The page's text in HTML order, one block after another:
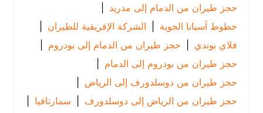
حجز طيران من الدمام إلى مدريد |
خطوط آسيانا الجوية
| الشركة الإفريقية للطيران |
فلاي بوندي | حجز طيران من الدمام إلى بودروم |
حجز طيران من بودروم إلى الدمام
|
حجز طيران من دوسلدورف إلى الرياض
|
حجز طيران من الرياض إلى دوسلدورف | سمارتافيا
|